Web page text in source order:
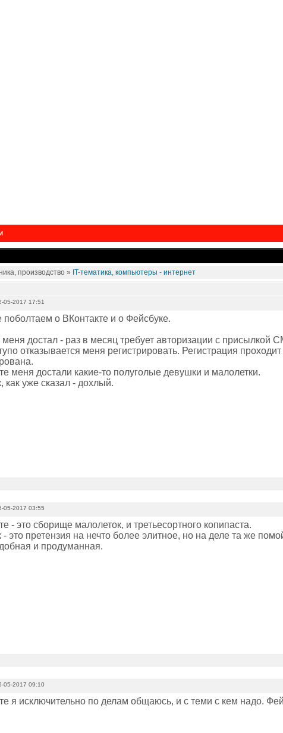
производство » IT-тематика, компьютеры - интернет
05-2017 17:51
поболтаем о ВКонтакте и о Фейсбуке.
достал - раз в месяц требует авторизации с присылкой
отказывается меня регистрировать. Регистрация
меня достали какие-то полуголые девушки и малолетки.
как уже сказал - дохлый.
05-2017 03:55
- это сборище малолеток, и третьесортного копипаста.
- это претензия на нечто более элитное, но на деле та же
и продуманная.
05-2017 09:10
я исключительно по делам общаюсь, и с теми с кем надо.